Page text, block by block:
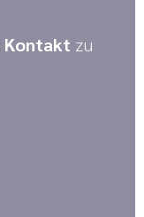
Kontakt zu